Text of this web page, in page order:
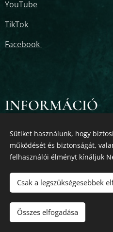
YouTube
TikTok
Facebook
INFORMÁCIÓ
Adatvédelmi Szabályzat
Felhasználási feltételek
Impresszum
BOLT
Sütiket használunk, hogy
működését és biztonságát,
felhasználói élményt kínáljuk
Csak a legszükségesebbek
Összes elfogadása